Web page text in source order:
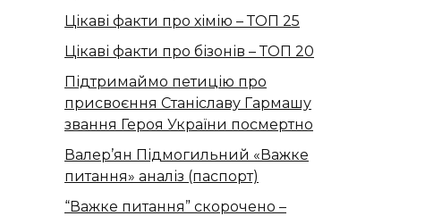
Цікаві факти про хімію – ТОП 25
Цікаві факти про бізонів – ТОП 20
Підтримаймо петицію про
присвоєння Станіславу Гармашу
звання Героя України посмертно
Валер’ян Підмогильний «Важке
питання» аналіз (паспорт)
“Важке питання” скорочено –